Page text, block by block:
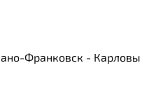
Франковск - Карловы